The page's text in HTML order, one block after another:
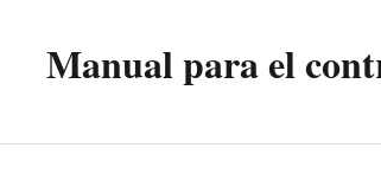
Manual para el